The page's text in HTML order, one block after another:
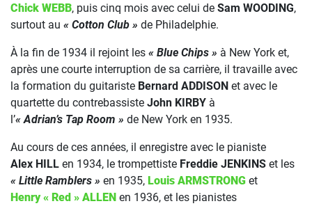
Chick WEBB, puis cinq mois avec celui de Sam WOODING,
surtout au « Cotton Club » de Philadelphie.
À la fin de 1934 il rejoint les « Blue Chips » à New York et,
après une courte interruption de sa carrière, il travaille avec
la formation du guitariste Bernard ADDISON et avec le
quartette du contrebassiste John KIRBY à
l’« Adrian’s Tap Room » de New York en 1935.
Au cours de ces années, il enregistre avec le pianiste
Alex HILL en 1934, le trompettiste Freddie JENKINS et les
« Little Ramblers » en 1935, Louis ARMSTRONG et
Henry « Red » ALLEN en 1936, et les pianistes